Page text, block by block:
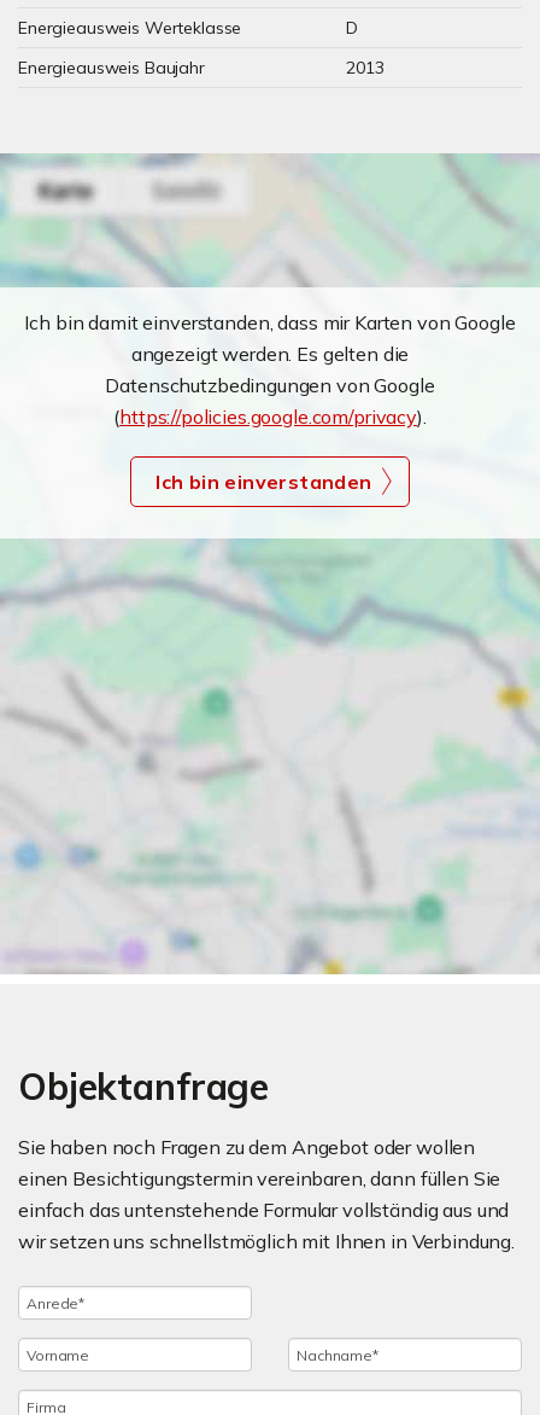
Energieausweis Werteklasse
D
Energieausweis Baujahr
2013
Ich bin damit einverstanden, dass mir Karten von Google
angezeigt werden. Es gelten die
Datenschutzbedingungen von Google
(https://policies.google.com/privacy).
Ich bin einverstanden
Objektanfrage
Sie haben noch Fragen zu dem Angebot oder wollen
einen Besichtigungstermin vereinbaren, dann füllen Sie
einfach das untenstehende Formular vollständig aus und
wir setzen uns schnellstmöglich mit Ihnen in Verbindung.